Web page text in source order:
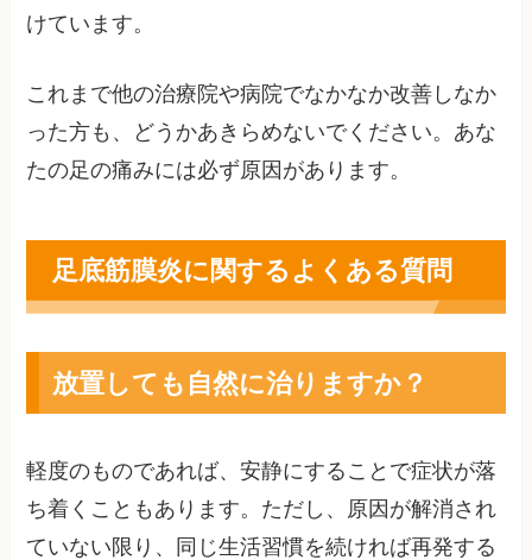
けています。
これまで他の治療院や病院でなかなか改善しなか
った方も、どうかあきらめないでください。あな
たの足の痛みには必ず原因があります。
足底筋膜炎に関するよくある質問
放置しても自然に治りますか？
軽度のものであれば、安静にすることで症状が落
ち着くこともあります。ただし、原因が解消され
ていない限り、同じ生活習慣を続ければ再発する